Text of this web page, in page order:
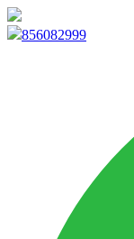
856082999